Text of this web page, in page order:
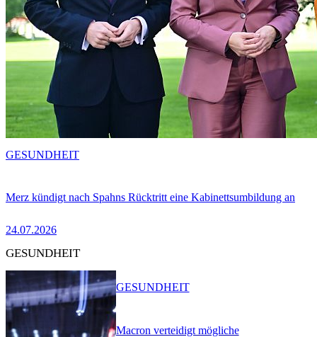
Merz kündigt nach Spahns Rücktritt eine Kabinettsumbildung an
24.07.2026
GESUNDHEIT
GESUNDHEIT
Macron verteidigt mögliche
GESUNDHEIT